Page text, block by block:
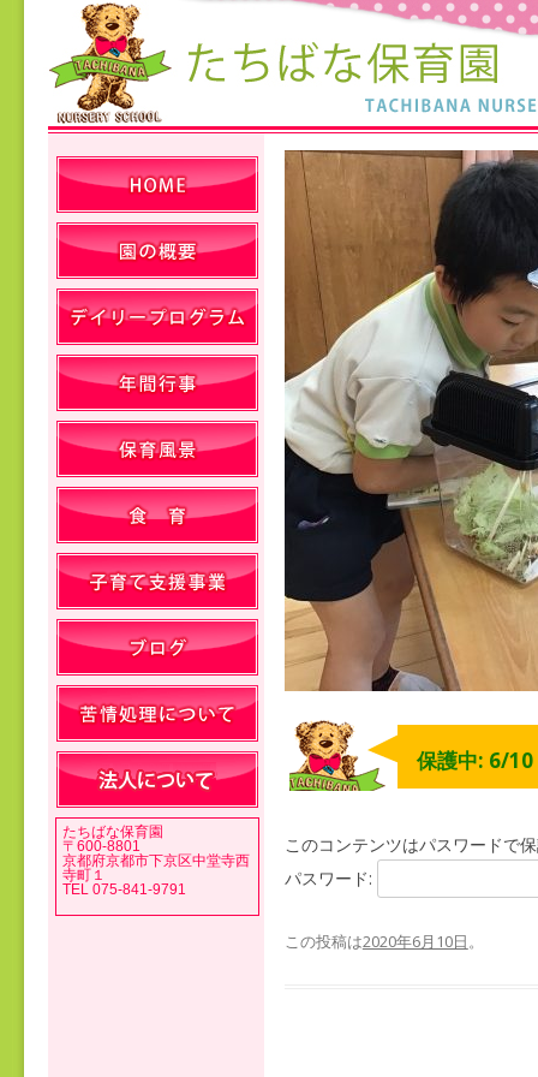
保護中: 6/10
このコンテンツはパスワードで
パスワード:
この投稿は2020年6月10日。
たちばな保育園
〒600-8801
京都府京都市下京区中堂寺西
寺町１
TEL 075-841-9791